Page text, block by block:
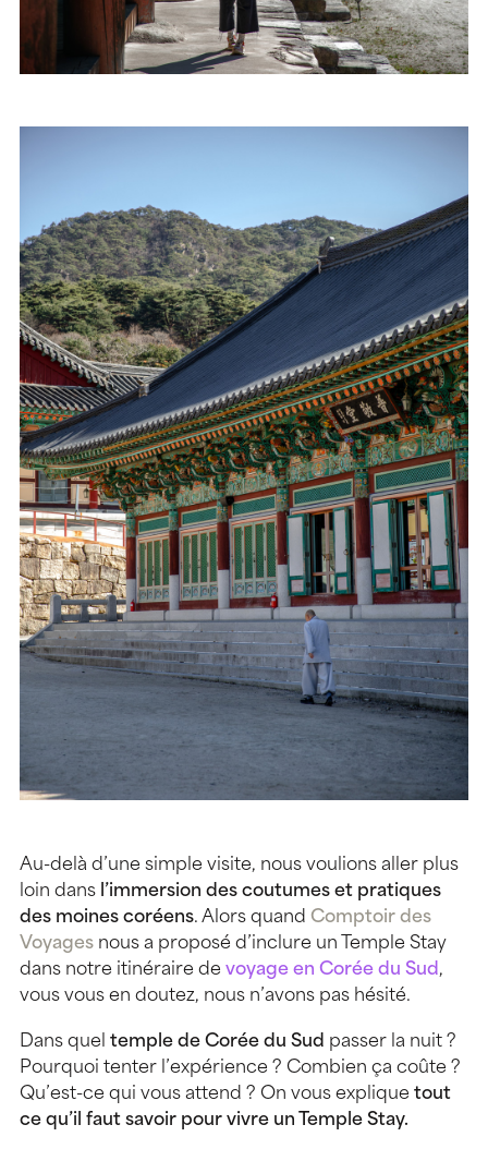
Au-delà d’une simple visite, nous voulions aller plus
loin dans l’immersion des coutumes et pratiques
des moines coréens. Alors quand Comptoir des
Voyages nous a proposé d’inclure un Temple Stay
dans notre itinéraire de voyage en Corée du Sud,
vous vous en doutez, nous n’avons pas hésité.
Dans quel temple de Corée du Sud passer la nuit ?
Pourquoi tenter l’expérience ? Combien ça coûte ?
Qu’est-ce qui vous attend ? On vous explique tout
ce qu’il faut savoir pour vivre un Temple Stay.